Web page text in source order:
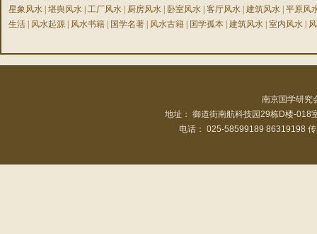
星象风水 堪舆风水 工厂风水 厨房风水 卧室风水 客厅风水 建筑风水 平原风
生活
风水起源 风水书籍 国学名著 风水古籍 国学孤本 建筑风水 室内风水
南京国学研究
地址： 御道街南航科技园29栋D楼-018
电话： 025-58599189 86319198